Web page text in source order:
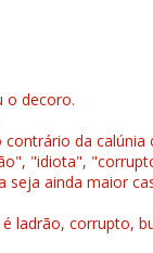
o decoro.
da
"idiota",
ainda maior
ladrão, corrupto,